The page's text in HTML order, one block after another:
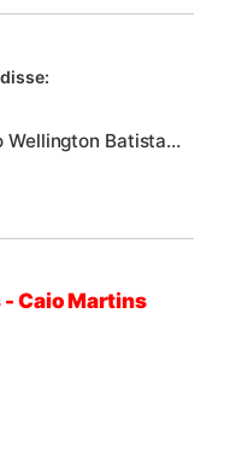
disse:
Wellington Batista…
- Caio Martins